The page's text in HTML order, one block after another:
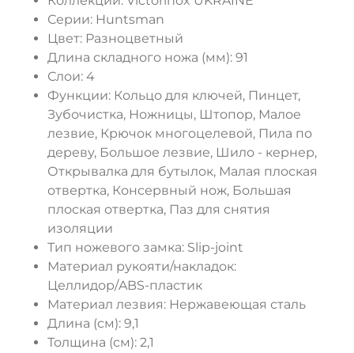
Серии: Huntsman
Цвет: Разноцветный
Длина складного ножа (мм): 91
Слои: 4
Функции: Кольцо для ключей, Пинцет,
Зубочистка, Ножницы, Штопор, Малое
лезвие, Крючок многоцелевой, Пила по
дереву, Большое лезвие, Шило - кернер,
Открывалка для бутылок, Малая плоская
отвертка, Консервный нож, Большая
плоская отвертка, Паз для снятия
изоляции
Тип ножевого замка: Slip-joint
Материал рукояти/накладок:
Целлидор/ABS-пластик
Материал лезвия: Нержавеющая сталь
Длина (cм): 9,1
Толщина (см): 2,1